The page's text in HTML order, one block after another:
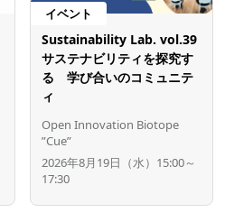
イベント
Sustainability Lab. vol.39
サステナビリティを探究す
る 学び合いのコミュニテ
ィ
Open Innovation Biotope
”Cue”
2026年8月19日（水）15:00～
17:30